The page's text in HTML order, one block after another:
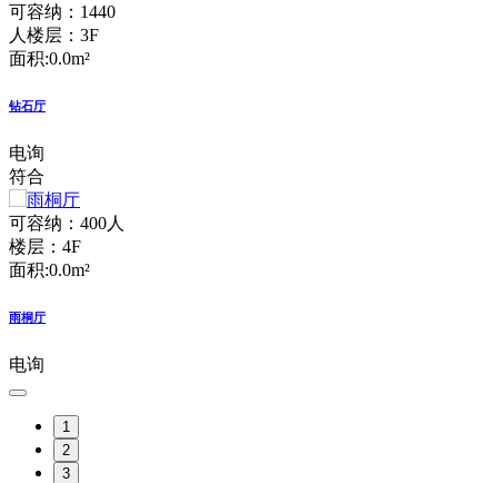
可容纳：1440
人 楼层：3F
面积:0.0m²
钻石厅
电询
符合
可容纳：400人
楼层：4F
面积:0.0m²
雨桐厅
电询
1
2
3